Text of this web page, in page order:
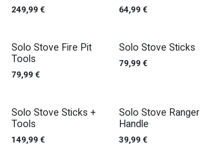
249,99 € 64,99 €
Solo Stove Fire Pit
Tools
79,99 €
Solo Stove Sticks
79,99 €
Solo Stove Sticks +
Tools
149,99 €
Solo Stove Ranger
Handle
39,99 €